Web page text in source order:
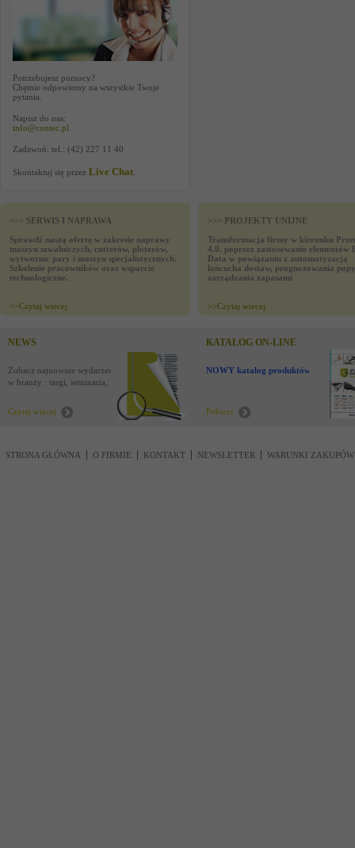
Potrzebujesz pomocy?
Chętnie odpowiemy na wszystkie Twoje
pytania.
Napisz do nas:
info@contec.pl
Zadzwoń: tel.: (42) 227 11 40
Skontaktuj się przez Live Chat
>>> SERWIS I NAPRAWA
Sprawdź naszą ofertę w zakresie naprawy
maszyn szwalniczych, cutterów, ploterów,
wytwornic pary i maszyn specjalistycznych.
Szkolenie pracowników oraz wsparcie
technologiczne.
>>Czytaj wiecej
>>> PROJEKTY UNIJNE
Transformacja firmy w kierunku
4.0. poprzez zastosowanie elementów
Data w powiązaniu z automatyzacją
łańcucha dostaw, prognozowania
zarządzania zapasami
>>Czytaj wiecej
NEWS
Zobacz najnowsze wydarzenia
w branży : targi, seminaria,
Czytaj więcej
KATALOG ON-LINE
NOWY katalog produktów !
Pobierz
STRONA GŁÓWNA O FIRMIE KONTAKT NEWSLETTER WARUNKI ZAKUPÓW